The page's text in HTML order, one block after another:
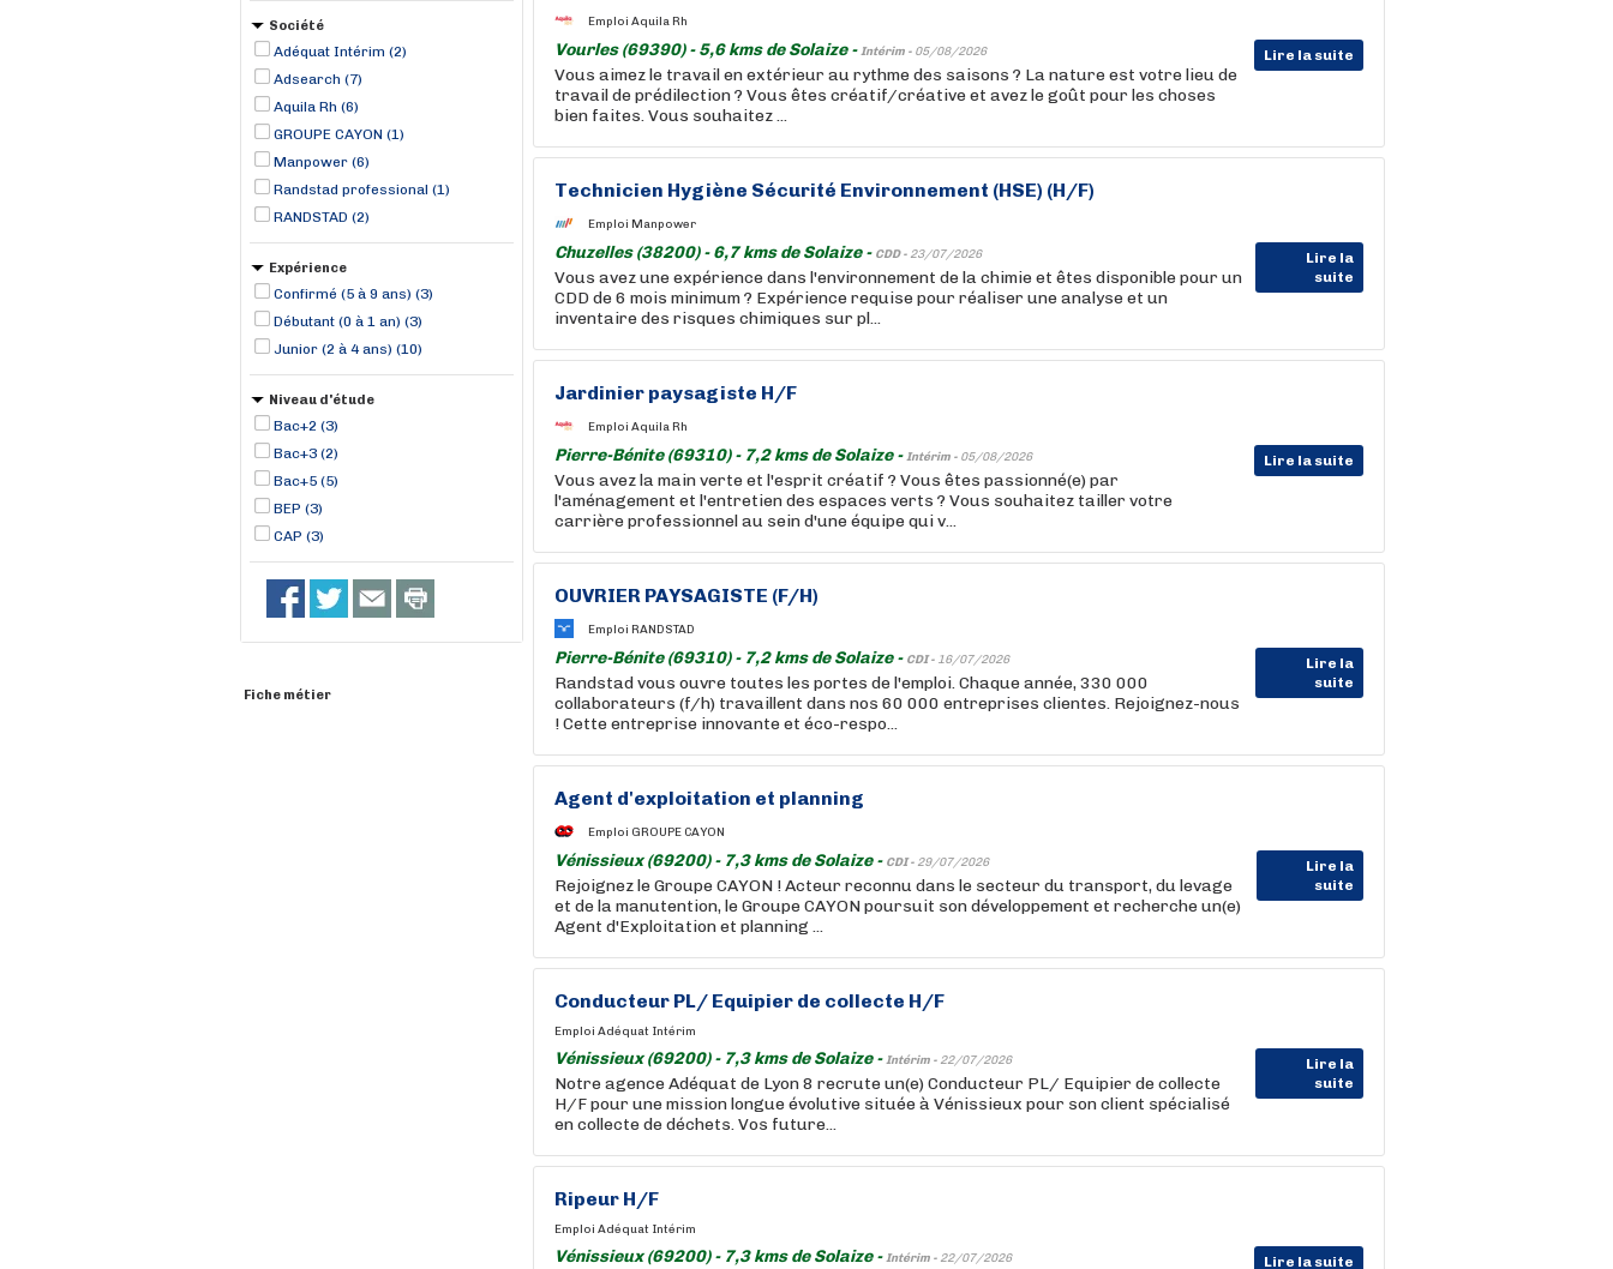
Société
Adéquat Intérim (2)
Adsearch (7)
Aquila Rh (6)
GROUPE CAYON (1)
Manpower (6)
Randstad professional (1)
RANDSTAD (2)
Expérience
Confirmé (5 à 9 ans) (3)
Débutant (0 à 1 an) (3)
Junior (2 à 4 ans) (10)
Niveau d'étude
Bac+2 (3)
Bac+3 (2)
Bac+5 (5)
BEP (3)
CAP (3)
Fiche métier
Emploi Aquila Rh
Vourles (69390) - 5,6 kms de Solaize -Intérim - 05/08/2026 Lire la suite
Vous aimez le travail en extérieur au rythme des saisons ? La nature est votre lieu de
travail de prédilection ? Vous êtes créatif/créative et avez le goût pour les choses
bien faites. Vous souhaitez ...
Technicien Hygiène Sécurité Environnement (HSE) (H/F)
Emploi Manpower
Chuzelles (38200) - 6,7 kms de Solaize - CDD - 23/07/2026
Lire la
suite
Vous avez une expérience dans l'environnement de la chimie et êtes disponible pour un
CDD de 6 mois minimum ? Expérience requise pour réaliser une analyse et un
inventaire des risques chimiques sur pl...
Jardinier paysagiste H/F
Emploi Aquila Rh
Pierre-Bénite (69310) - 7,2 kms de Solaize -Intérim - 05/08/2026 Lire la suite
Vous avez la main verte et l'esprit créatif ? Vous êtes passionné(e) par
l'aménagement et l'entretien des espaces verts ? Vous souhaitez tailler votre
carrière professionnel au sein d'une équipe qui v...
OUVRIER PAYSAGISTE (F/H)
Emploi RANDSTAD
Pierre-Bénite (69310) - 7,2 kms de Solaize - CDI - 16/07/2026
Lire la
suite
Randstad vous ouvre toutes les portes de l'emploi. Chaque année, 330 000
collaborateurs (f/h) travaillent dans nos 60 000 entreprises clientes. Rejoignez-nous
! Cette entreprise innovante et éco-respo...
Agent d'exploitation et planning
Emploi GROUPE CAYON
Vénissieux (69200) - 7,3 kms de Solaize - CDI - 29/07/2026
Lire la
suite
Rejoignez le Groupe CAYON ! Acteur reconnu dans le secteur du transport, du levage
et de la manutention, le Groupe CAYON poursuit son développement et recherche un(e)
Agent d'Exploitation et planning ...
Conducteur PL/ Equipier de collecte H/F
Emploi Adéquat Intérim
Vénissieux (69200) - 7,3 kms de Solaize -Intérim - 22/07/2026
Lire la
suite
Notre agence Adéquat de Lyon 8 recrute un(e) Conducteur PL/ Equipier de collecte
H/F pour une mission longue évolutive située à Vénissieux pour son client spécialisé
en collecte de déchets. Vos future...
Ripeur H/F
Emploi Adéquat Intérim
Vénissieux (69200) - 7,3 kms de Solaize -Intérim - 22/07/2026 Lire la suite